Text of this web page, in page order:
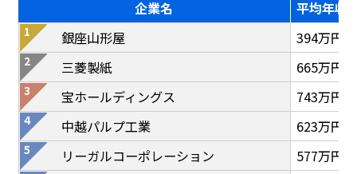
企業名
平均年収
銀座山形屋
394万円
三菱製紙
665万円
宝ホールディングス
743万円
中越パルプ工業
623万円
リーガルコーポレーション
577万円